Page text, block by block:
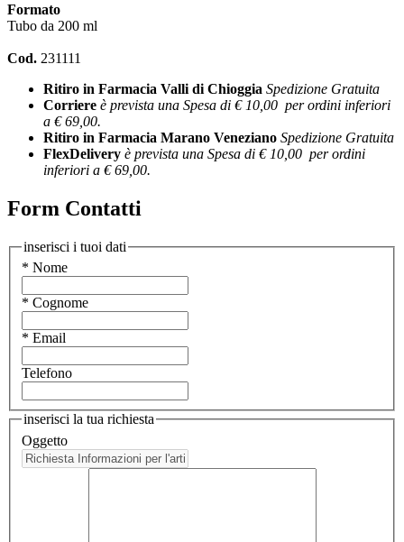
Formato
Tubo da 200 ml
Cod. 231111
Ritiro in Farmacia Valli di Chioggia Spedizione Gratuita
Corriere è prevista una Spesa di € 10,00 per ordini inferiori
a € 69,00.
Ritiro in Farmacia Marano Veneziano Spedizione Gratuita
FlexDelivery è prevista una Spesa di € 10,00 per ordini
inferiori a € 69,00.
Form Contatti
inserisci i tuoi dati
* Nome
* Cognome
* Email
Telefono
inserisci la tua richiesta
Oggetto